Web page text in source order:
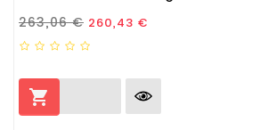
Prezzo Standard
263,06 € Prezzo
260,43 €
